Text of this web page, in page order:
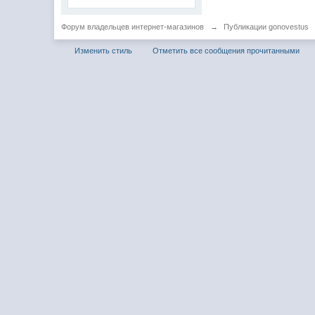
Форум владельцев интернет-магазинов → Публикации gonovestus
Изменить стиль Отметить все сообщения прочитанными